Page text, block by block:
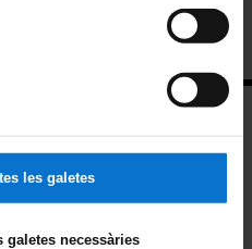
les galetes
necessàries